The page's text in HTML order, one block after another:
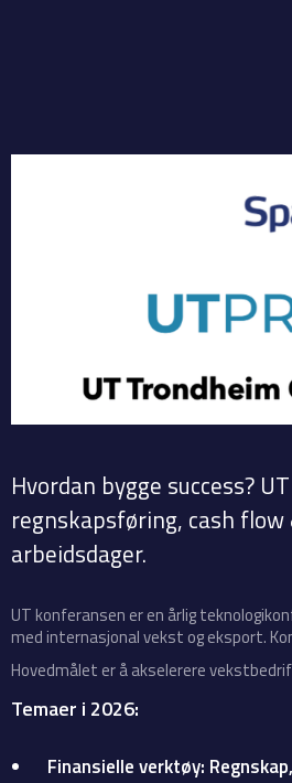
Hvordan bygge success?
regnskapsføring, cash
arbeidsdager.
UT konferansen er en årlig
med internasjonal vekst og eksport.
Hovedmålet er å akselerere
Temaer i 2026:
Finansielle verktøy: